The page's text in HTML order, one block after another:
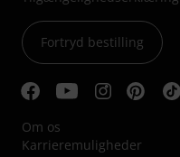
Fortryd bestilling
Om os
Karrieremuligheder